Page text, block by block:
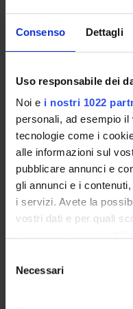
Consenso Dettagli
Uso responsabile dei
Noi e i nostri 1022
personali, ad esempio
tecnologie come i
alle informazioni sul
pubblicare annunci e
gli annunci e i
i servizi. Avete la
vostri dati e per quali
modificare o revocare il
momento dalla
delNecessari
PROJECT
Tiziana Franco
Full Professor
Marina Garbellotti
Associate Professor
Professor from another
Anthony Russell
Professor from another
Alessandra Zamperini